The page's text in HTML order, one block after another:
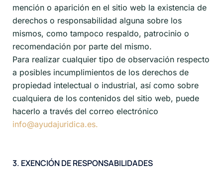
mención o aparición en el sitio web la existencia de
derechos o responsabilidad alguna sobre los
mismos, como tampoco respaldo, patrocinio o
recomendación por parte del mismo.
Para realizar cualquier tipo de observación respecto
a posibles incumplimientos de los derechos de
propiedad intelectual o industrial, así como sobre
cualquiera de los contenidos del sitio web, puede
hacerlo a través del correo electrónico
info@ayudajuridica.es.
3. EXENCIÓN DE RESPONSABILIDADES